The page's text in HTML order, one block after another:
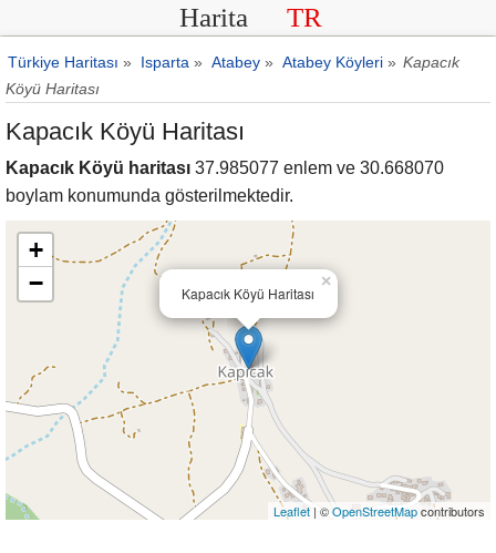
Harita TR
Türkiye Haritası » Isparta » Atabey » Atabey Köyleri » Kapacık
Köyü Haritası
Kapacık Köyü Haritası
Kapacık Köyü haritası 37.985077 enlem ve 30.668070
boylam konumunda gösterilmektedir.
Kapacık Köyü Haritası
×
+
−
Leaflet | ©OpenStreetMapcontributors